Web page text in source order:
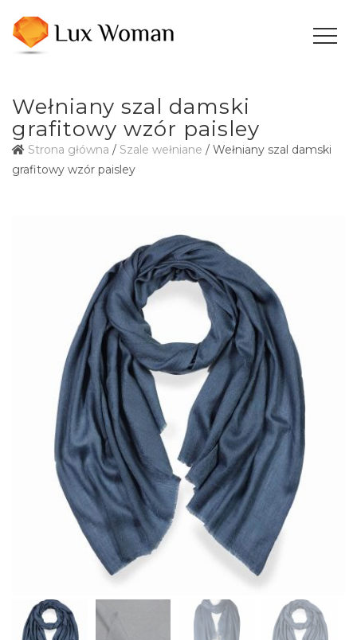
Wełniany szal damski
grafitowy wzór paisley
Strona główna / Szale wełniane / Wełniany szal damski
grafitowy wzór paisley